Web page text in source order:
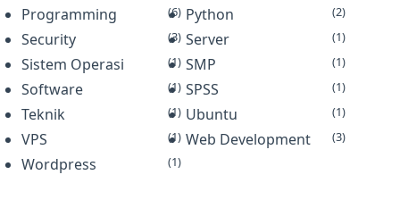
Programming (6) Python (2)
Security (3) Server (1)
Sistem Operasi (1) SMP (1)
Software (1) SPSS (1)
Teknik (1) Ubuntu (1)
VPS (1) Web Development (3)
Wordpress (1)